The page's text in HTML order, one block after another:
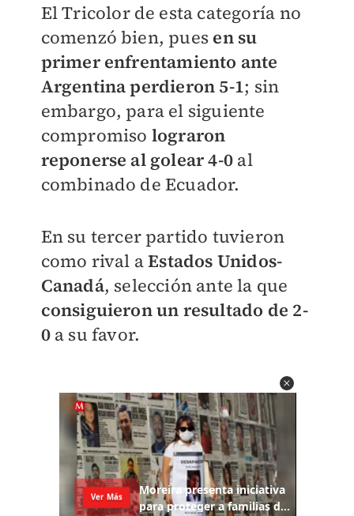
El Tricolor de esta categoría no
comenzó bien, pues en su
primer enfrentamiento ante
Argentina perdieron 5-1; sin
embargo, para el siguiente
compromiso lograron
reponerse al golear 4-0 al
combinado de Ecuador.
En su tercer partido tuvieron
como rival aEstados Unidos-
Canadá, selección ante la que
consiguieron un resultado de 2-
0a su favor.